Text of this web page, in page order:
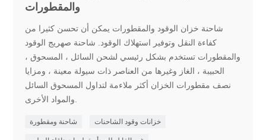
والمقطورات
شاحنة خزان الوقود والمقطورات يمكن أن تحسن كثيرا من
كفاءة النقل وتوفير استهلاك الوقود. شاحنة صهريج الوقود
والمقطورات تستخدم بشكل رئيسي لشحن السائل ، المسحوق ،
الحبيبة ، الغاز وغيرها من العناصر ذات سيولة معينة ، ومزايا
نصف مقطورات الخزان أكثر ملاءمة لتداول المسحوق السائل
شاحنة ومقطورة خزانات وقود الشاحنات